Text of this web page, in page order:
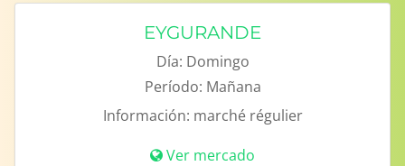
EYGURANDE
Día: Domingo
Período: Mañana
Información: marché régulier
Ver mercado